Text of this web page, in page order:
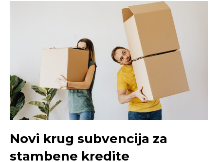
Novi krug subvencija za
stambene kredite